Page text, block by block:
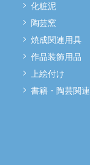
化粧泥
陶芸窯
焼成関連用具
作品装飾用品
上絵付け
書籍・陶芸関連